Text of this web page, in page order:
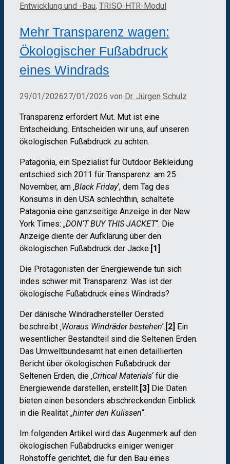
Entwicklung und -Bau, TRISO-HTR-Modul
Mehr Transparenz wagen:
Ökologischer Fußabdruck
eines Windrads
29/01/202627/01/2026 von Dr. Jürgen Schulz
Transparenz erfordert Mut. Mut ist eine
Entscheidung. Entscheiden wir uns, auf unseren
ökologischen Fußabdruck zu achten.
Patagonia, ein Spezialist für Outdoor Bekleidung
entschied sich 2011 für Transparenz: am 25.
November, am ‚Black Friday‘, dem Tag des
Konsums in den USA schlechthin, schaltete
Patagonia eine ganzseitige Anzeige in der New
York Times: „DON‘T BUY THIS JACKET“. Die
Anzeige diente der Aufklärung über den
ökologischen Fußabdruck der Jacke. [1]
Die Protagonisten der Energiewende tun sich
indes schwer mit Transparenz. Was ist der
ökologische Fußabdruck eines Windrads?
Der dänische Windradhersteller Oersted
beschreibt ‚Woraus Windräder bestehen’. [2] Ein
wesentlicher Bestandteil sind die Seltenen Erden.
Das Umweltbundesamt hat einen detaillierten
Bericht über ökologischen Fußabdruck der
Seltenen Erden, die ‚Critical Materials‘ für die
Energiewende darstellen, erstellt. [3] Die Daten
bieten einen besonders abschreckenden Einblick
in die Realität „hinter den Kulissen“.
Im folgenden Artikel wird das Augenmerk auf den
ökologischen Fußabdrucks einiger weniger
Rohstoffe gerichtet, die für den Bau eines